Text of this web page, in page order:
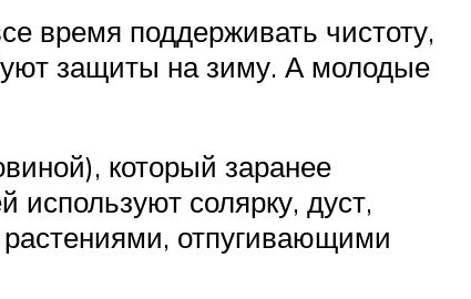
время поддерживать чистоту,
защиты на зиму. А молодые
который заранее
солярку, дуст,
отпугивающими